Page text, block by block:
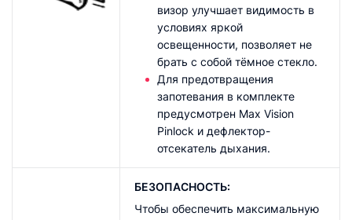
визор улучшает видимость в
условиях яркой
освещенности, позволяет не
брать с собой тёмное стекло.
Для предотвращения
запотевания в комплекте
предусмотрен Max Vision
Pinlock и дефлектор-
отсекатель дыхания.
БЕЗОПАСНОСТЬ:
Чтобы обеспечить максимальную